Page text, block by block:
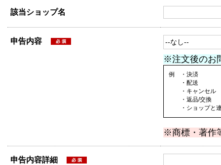
該当ショップ名
申告内容
※注文後のお
例 ・決済
・配送
・キャンセル
・返品/交換
・ショップと連
※商標・著作
申告内容詳細